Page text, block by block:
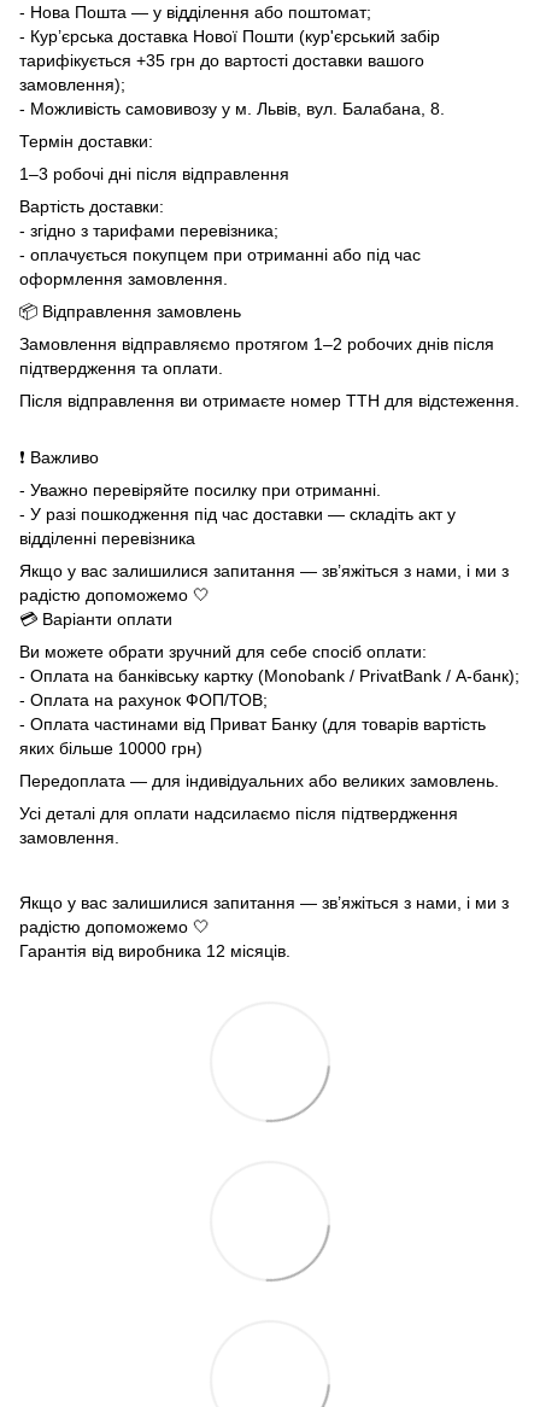
- Нова Пошта — у відділення або поштомат;
- Кур’єрська доставка Нової Пошти (кур'єрський забір
тарифікується +35 грн до вартості доставки вашого
замовлення);
- Можливість самовивозу у м. Львів, вул. Балабана, 8.
Термін доставки:
1–3 робочі дні після відправлення
Вартість доставки:
- згідно з тарифами перевізника;
- оплачується покупцем при отриманні або під час
оформлення замовлення.
📦 Відправлення замовлень
Замовлення відправляємо протягом 1–2 робочих днів після
підтвердження та оплати.
Після відправлення ви отримаєте номер ТТН для відстеження.
❗ Важливо
- Уважно перевіряйте посилку при отриманні.
- У разі пошкодження під час доставки — складіть акт у
відділенні перевізника
Якщо у вас залишилися запитання — зв’яжіться з нами, і ми з
радістю допоможемо 🤍
💳 Варіанти оплати
Ви можете обрати зручний для себе спосіб оплати:
- Оплата на банківську картку (Monobank / PrivatBank / А-банк);
- Оплата на рахунок ФОП/ТОВ;
- Оплата частинами від Приват Банку (для товарів вартість
яких більше 10000 грн)
Передоплата — для індивідуальних або великих замовлень.
Усі деталі для оплати надсилаємо після підтвердження
замовлення.
Якщо у вас залишилися запитання — зв’яжіться з нами, і ми з
радістю допоможемо 🤍
Гарантія від виробника 12 місяців.